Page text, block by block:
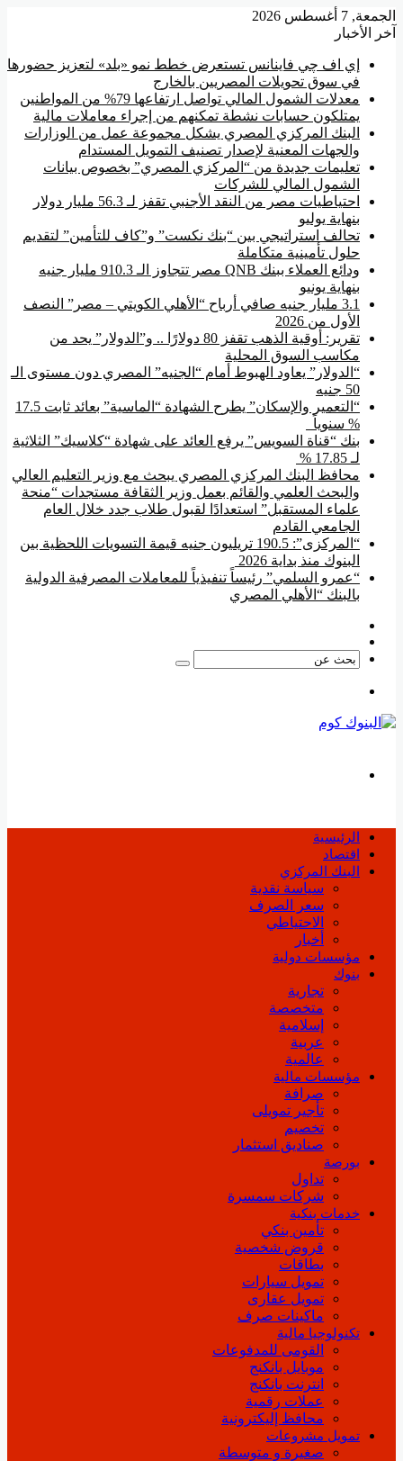
الجمعة, 7 أغسطس 2026
آخر الأخبار
إي اف چي فاينانس تستعرض خطط نمو «بلد» لتعزيز حضورها
في سوق تحويلات المصريين بالخارج
معدلات الشمول المالي تواصل ارتفاعها 79% من المواطنين
يمتلكون حسابات نشطة تمكنهم من إجراء معاملات مالية
البنك المركزي المصري يشكل مجموعة عمل من الوزارات
والجهات المعنية لإصدار تصنيف التمويل المستدام
تعليمات جديدة من “المركزي المصري” بخصوص بيانات
الشمول المالي للشركات
احتياطيات مصر من النقد الأجنبي تقفز لـ 56.3 مليار دولار
بنهاية يوليو
تحالف استراتيجي بين “بنك نكست” و”كاف للتأمين” لتقديم
حلول تأمينية متكاملة
ودائع العملاء ببنك QNB مصر تتجاوز الـ 910.3 مليار جنيه
بنهاية يونيو
3.1 مليار جنيه صافي أرباح “الأهلي الكويتي – مصر” النصف
الأول من 2026
تقرير: أوقية الذهب تقفز 80 دولارًا .. و”الدولار” يحد من
مكاسب السوق المحلية
“الدولار” يعاود الهبوط أمام “الجنيه” المصري دون مستوى الـ
50 جنيه
“التعمير والإسكان” يطرح الشهادة “الماسية” بعائد ثابت 17.5
% سنوياً
بنك “قناة السويس” يرفع العائد على شهادة “كلاسيك” الثلاثية
لـ 17.85 %
محافظ البنك المركزي المصري يبحث مع وزير التعليم العالي
والبحث العلمي والقائم بعمل وزير الثقافة مستجدات “منحة
علماء المستقبل” استعدادًا لقبول طلاب جدد خلال العام
الجامعي القادم
“المركزى”: 190.5 تريليون جنيه قيمة التسويات اللحظية بين
البنوك منذ بداية 2026
“عمرو السلمي” رئيساً تنفيذياً للمعاملات المصرفية الدولية
بالبنك “الأهلي المصري
بحث
الرئيسية
اقتصاد
البنك المركزي
سياسة نقدية
سعر الصرف
الاحتياطي
أخبار
مؤسسات دولية
بنوك
تجارية
متخصصة
إسلامية
عربية
عالمية
مؤسسات مالية
صرافة
تأجير تمويلى
تخصيم
صناديق استثمار
بورصة
تداول
شركات سمسرة
خدمات بنكية
تأمين بنكي
قروض شخصية
بطاقات
تمويل سيارات
تمويل عقارى
ماكينات صرف
تكنولوجيا مالية
القومى للمدفوعات
موبايل بانكنج
انترنت بانكنج
عملات رقمية
محافظ إليكترونية
تمويل مشروعات
صغيرة و متوسطة